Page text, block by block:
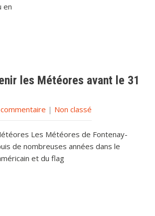
en
les Météores avant le 31
| Non classé
Les Météores de Fontenay-
de nombreuses années dans le
et du flag